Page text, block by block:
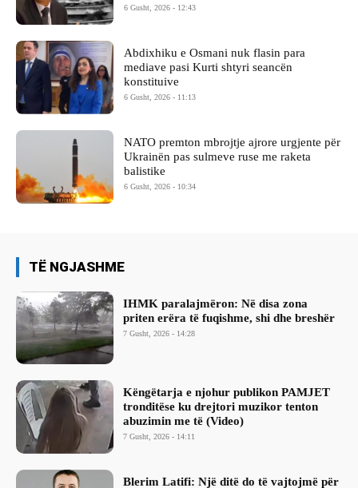
6 Gusht, 2026 - 12:43
Abdixhiku e Osmani nuk flasin para
mediave pasi Kurti shtyri seancën
konstituive
6 Gusht, 2026 - 11:13
NATO premton mbrojtje ajrore urgjente për
Ukrainën pas sulmeve ruse me raketa
balistike
6 Gusht, 2026 - 10:34
TË NGJASHME
IHMK paralajmëron: Në disa zona
priten erëra të fuqishme, shi dhe breshër
7 Gusht, 2026 - 14:28
Këngëtarja e njohur publikon PAMJET
tronditëse ku drejtori muzikor tenton
abuzimin me të (Video)
7 Gusht, 2026 - 14:11
Blerim Latifi: Një ditë do të vajtojmë për